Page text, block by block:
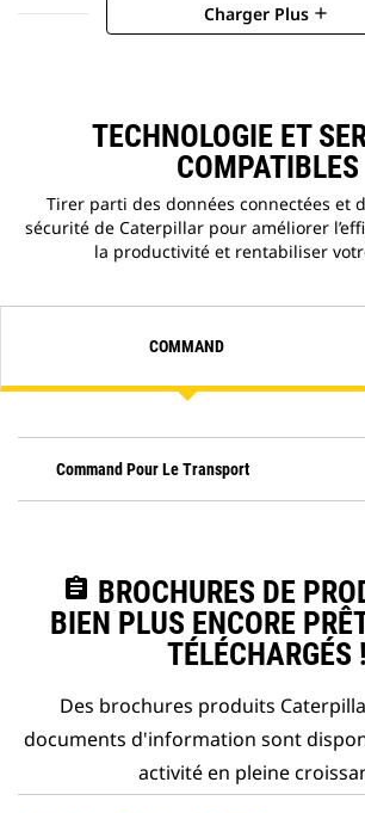
Charger Plus add
TECHNOLOGIE ET
COMPATIBLES
Tirer parti des données connectées et
sécurité de Caterpillar pour améliorer
la productivité et rentabiliser
COMMAND
Command Pour Le Transport
assignment BROCHURES DE
BIEN PLUS ENCORE
TÉLÉCHARGÉS !
Des brochures produits
documents d'information sont
activité en pleine